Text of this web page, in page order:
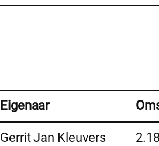
Eigenaar
Gerrit Jan Kleuvers